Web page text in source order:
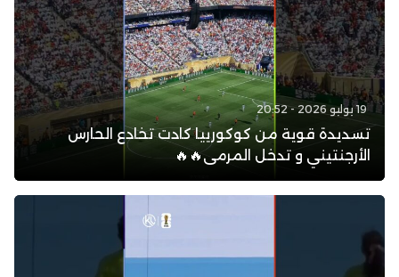
19 يوليو 2026 - 20:52
تسديدة قوية من كوكورييا كادت تخادع الحارس
الأرجنتيني و تدخل المرمى🔥🔥